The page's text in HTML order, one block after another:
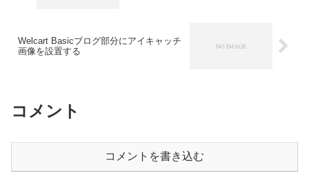
Welcart Basicブログ部分にアイキャッチ
画像を設置する
コメント
コメントを書き込む